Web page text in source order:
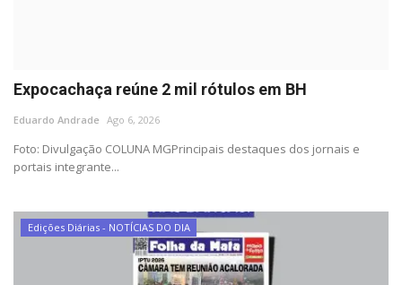
Expocachaça reúne 2 mil rótulos em BH
Eduardo Andrade Ago 6, 2026
Foto: Divulgação COLUNA MGPrincipais destaques dos jornais e
portais integrante...
Edições Diárias - NOTÍCIAS DO DIA